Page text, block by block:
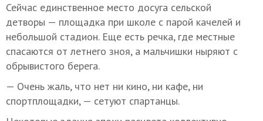
Сейчас единственное место досуга сельской
детворы — площадка при школе с парой качелей и
небольшой стадион. Еще есть речка, где местные
спасаются от летнего зноя, а мальчишки ныряют с
обрывистого берега.
— Очень жаль, что нет ни кино, ни кафе, ни
спортплощадки, — сетуют спартанцы.